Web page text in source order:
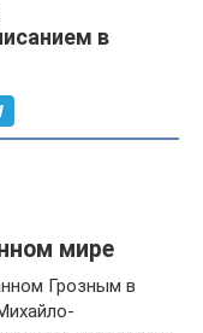
в
мире
Грозным в